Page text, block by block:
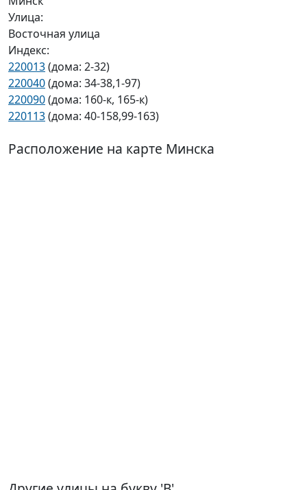
Улица:
Восточная улица
Индекс:
220013(дома: 2-32)
220040(дома: 34-38,1-97)
220090(дома: 160-к, 165-к)
220113(дома: 40-158,99-163)
Расположение на карте Минска